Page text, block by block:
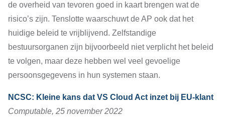
de overheid van tevoren goed in kaart brengen wat de
risico’s zijn. Tenslotte waarschuwt de AP ook dat het
huidige beleid te vrijblijvend. Zelfstandige
bestuursorganen zijn bijvoorbeeld niet verplicht het beleid
te volgen, maar deze hebben wel veel gevoelige
persoonsgegevens in hun systemen staan.
NCSC: Kleine kans dat VS Cloud Act inzet bij EU-klant
Computable, 25 november 2022